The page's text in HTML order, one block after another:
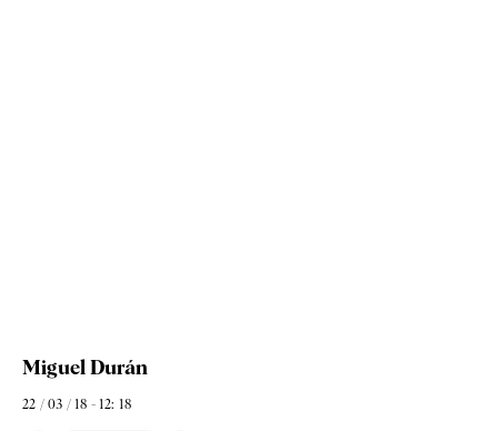
Miguel Durán
22 / 03 / 18 - 12: 18